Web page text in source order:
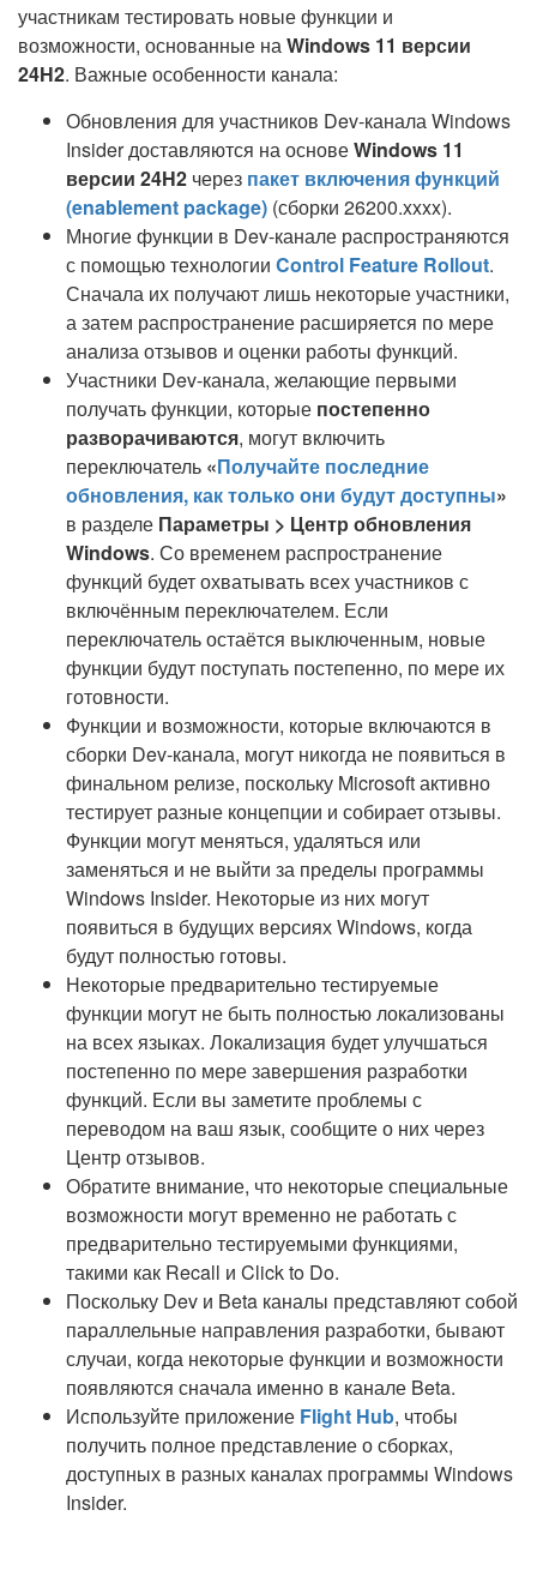
участникам тестировать новые функции и
возможности, основанные наWindows 11 версии
24H2. Важные особенности канала:
Обновления для участников Dev-канала Windows
Insider доставляются на основеWindows 11
версии 24H2 через пакет включения функций
(enablement package) (сборки 26200.xxxx).
Многие функции в Dev-канале распространяются
с помощью технологии Control Feature Rollout.
Сначала их получают лишь некоторые участники,
а затем распространение расширяется по мере
анализа отзывов и оценки работы функций.
Участники Dev-канала, желающие первыми
получать функции, которые постепенно
разворачиваются, могут включить
переключатель «Получайте последние
обновления, как только они будут доступны»
в разделе Параметры > Центр обновления
Windows. Со временем распространение
функций будет охватывать всех участников с
включённым переключателем. Если
переключатель остаётся выключенным, новые
функции будут поступать постепенно, по мере их
готовности.
Функции и возможности, которые включаются в
сборки Dev-канала, могут никогда не появиться в
финальном релизе, поскольку Microsoft активно
тестирует разные концепции и собирает отзывы.
Функции могут меняться, удаляться или
заменяться и не выйти за пределы программы
Windows Insider. Некоторые из них могут
появиться в будущих версиях Windows, когда
будут полностью готовы.
Некоторые предварительно тестируемые
функции могут не быть полностью локализованы
на всех языках. Локализация будет улучшаться
постепенно по мере завершения разработки
функций. Если вы заметите проблемы с
переводом на ваш язык, сообщите о них через
Центр отзывов.
Обратите внимание, что некоторые специальные
возможности могут временно не работать с
предварительно тестируемыми функциями,
такими как Recall и Click to Do.
Поскольку Dev и Beta каналы представляют собой
параллельные направления разработки, бывают
случаи, когда некоторые функции и возможности
появляются сначала именно в канале Beta.
Используйте приложение Flight Hub, чтобы
получить полное представление о сборках,
доступных в разных каналах программы Windows
Insider.